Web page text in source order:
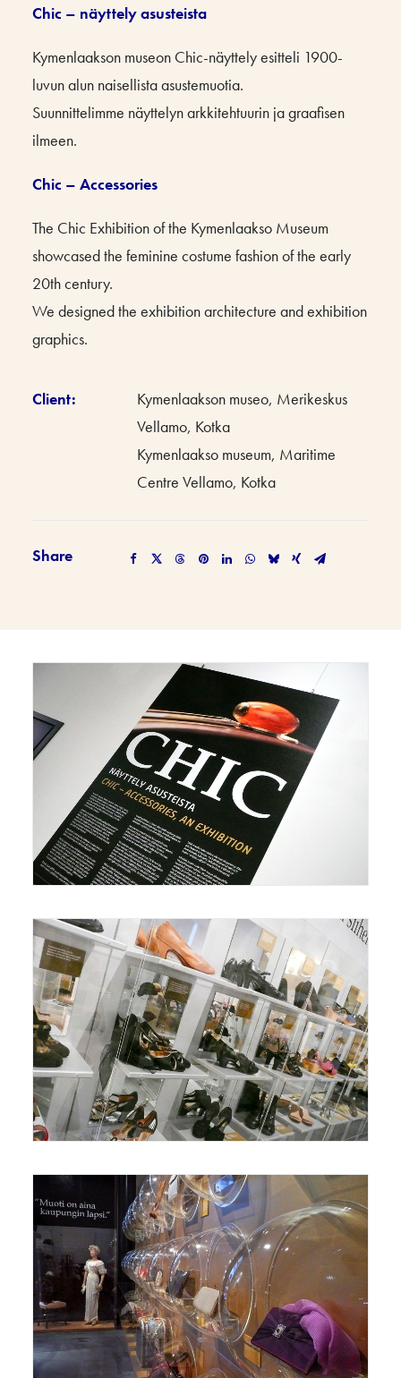
Chic – näyttely asusteista
Kymenlaakson museon Chic-näyttely esitteli 1900-
luvun alun naisellista asustemuotia.
Suunnittelimme näyttelyn arkkitehtuurin ja graafisen
ilmeen.
Chic – Accessories
The Chic Exhibition of the Kymenlaakso Museum
showcased the feminine costume fashion of the early
20th century.
We designed the exhibition architecture and exhibition
graphics.
Client:
Kymenlaakson museo, Merikeskus
Vellamo, Kotka
Kymenlaakso museum, Maritime
Centre Vellamo, Kotka
Share
Näyttelyt/Exhibitions Grafiikka/Graphics
Näyttelyt/Exhibitions
Näyttelyt/Exhibitions